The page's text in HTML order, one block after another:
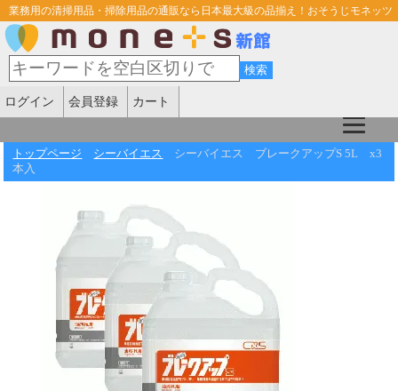
業務用の清掃用品・掃除用品の通販なら日本最大級の品揃え！おそうじモネッツ
ログイン 会員登録 カート
トップページ シーバイエス
シーバイエス ブレークアップS 5L x3
本入